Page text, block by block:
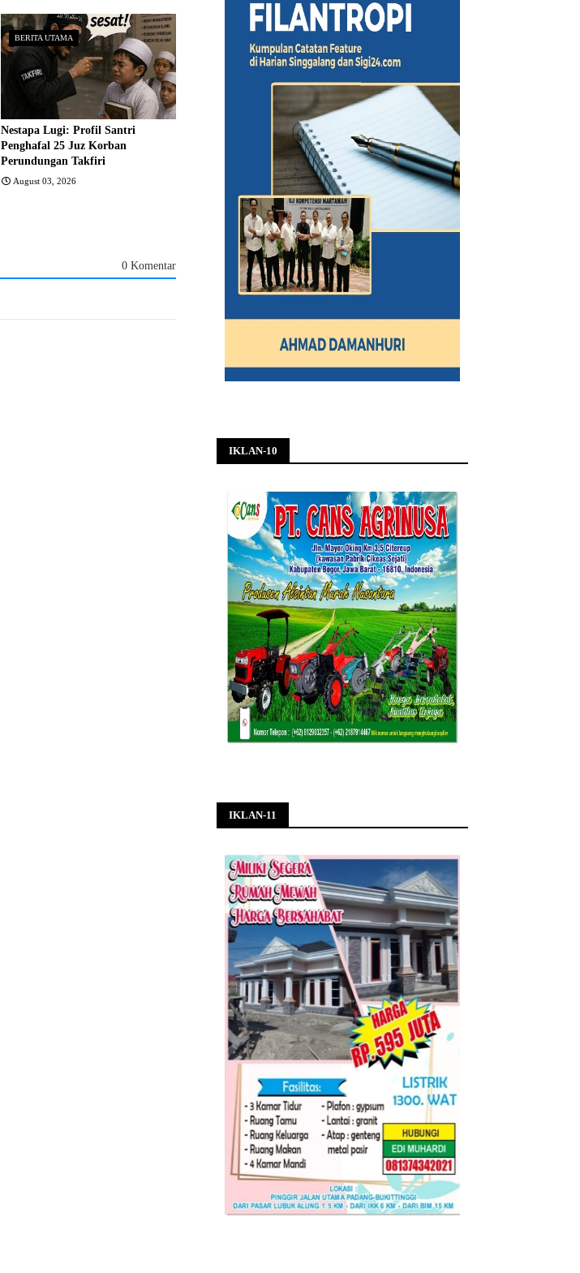
BERITA UTAMA
Nestapa Lugi: Profil Santri
Penghafal 25 Juz Korban
Perundungan Takfiri
August 03, 2026
0 Komentar
IKLAN-10
IKLAN-11